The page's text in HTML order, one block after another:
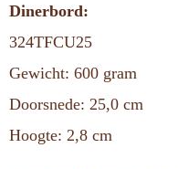
Dinerbord:
324TFCU25
Gewicht: 600 gram
Doorsnede: 25,0 cm
Hoogte: 2,8 cm